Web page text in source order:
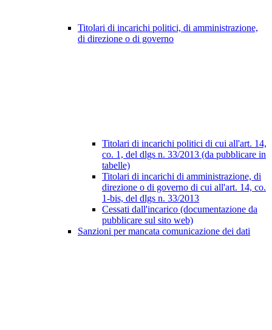
Titolari di incarichi politici, di amministrazione,
di direzione o di governo
Titolari di incarichi politici di cui all'art. 14,
co. 1, del dlgs n. 33/2013 (da pubblicare in
tabelle)
Titolari di incarichi di amministrazione, di
direzione o di governo di cui all'art. 14, co.
1-bis, del dlgs n. 33/2013
Cessati dall'incarico (documentazione da
pubblicare sul sito web)
Sanzioni per mancata comunicazione dei dati